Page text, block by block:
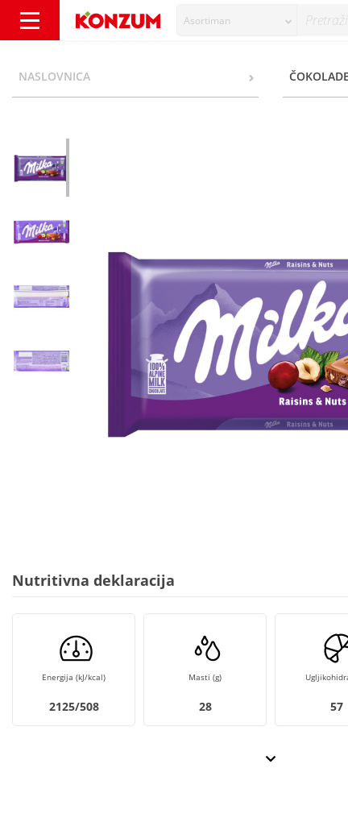
Asortiman
NASLOVNICA ČOKOLADE
Nutritivna deklaracija
Energija (kJ/kcal)
2125/508
Masti (g)
28 57